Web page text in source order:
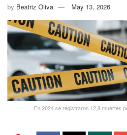
by Beatriz Oliva May 13, 2026
En 2024 se registraron 12,8 muertes